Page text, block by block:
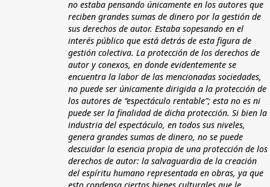
no estaba pensando únicamente en los autores que
reciben grandes sumas de dinero por la gestión de
sus derechos de autor. Estaba sopesando en el
interés público que está detrás de esta figura de
gestión colectiva. La protección de los derechos de
autor y conexos, en donde evidentemente se
encuentra la labor de las mencionadas sociedades,
no puede ser únicamente dirigida a la protección de
los autores de “espectáculo rentable”; esta no es ni
puede ser la finalidad de dicha protección. Si bien la
industria del espectáculo, en todos sus niveles,
genera grandes sumas de dinero, no se puede
descuidar la esencia propia de una protección de los
derechos de autor: la salvaguardia de la creación
del espíritu humano representada en obras, ya que
esto condensa ciertos bienes culturales que le